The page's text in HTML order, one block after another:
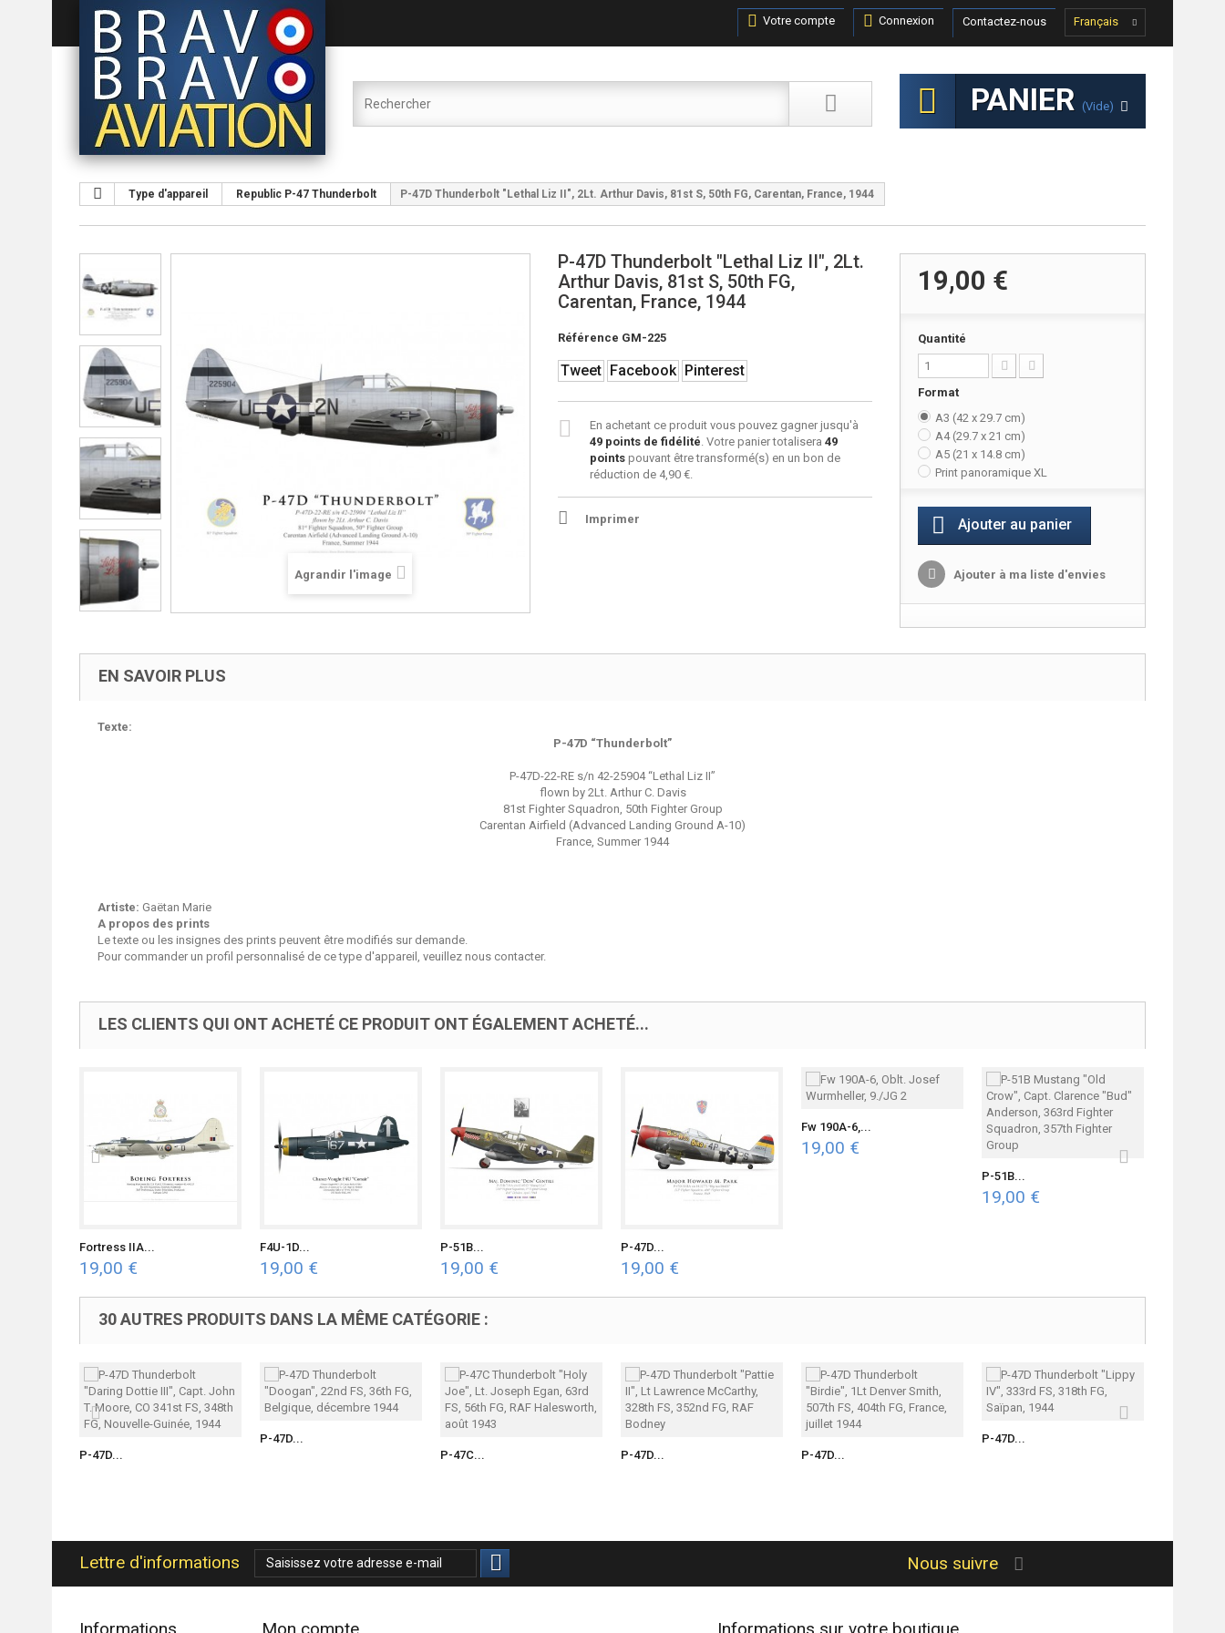
Français
Contactez-nous
Connexion
Votre compte
PANIER (vide)
Type d'appareil Republic P-47 Thunderbolt P-47D Thunderbolt "Lethal Liz II", 2Lt. Arthur Davis, 81st S, 50th FG, Carentan, France, 1944
Agrandir l'image
P-47D Thunderbolt "Lethal Liz II", 2Lt.
Arthur Davis, 81st S, 50th FG,
Carentan, France, 1944
Référence GM-225
Tweet Facebook Pinterest
En achetant ce produit vous pouvez gagner jusqu'à
49points de fidélité. Votre panier totalisera 49
pointspouvant être transformé(s) en un bon de
réduction de 4,90 €.
Imprimer
19,00 €
Quantité
Format
A3 (42 x 29.7 cm)
A4 (29.7 x 21 cm)
A5 (21 x 14.8 cm)
Print panoramique XL
Ajouter au panier
Ajouter à ma liste d'envies
EN SAVOIR PLUS
Texte:
P-47D “Thunderbolt”
P-47D-22-RE s/n 42-25904 “Lethal Liz II”
flown by 2Lt. Arthur C. Davis
81st Fighter Squadron, 50th Fighter Group
Carentan Airfield (Advanced Landing Ground A-10)
France, Summer 1944
Artiste: Gaëtan Marie
A propos des prints
Le texte ou les insignes des prints peuvent être modifiés sur demande.
Pour commander un profil personnalisé de ce type d'appareil, veuillez nous contacter.
LES CLIENTS QUI ONT ACHETÉ CE PRODUIT ONT ÉGALEMENT ACHETÉ...
Fortress IIA...
19,00 €
F4U-1D...
19,00 €
P-51B...
19,00 €
P-47D...
19,00 €
Fw 190A-6,...
19,00 €
P-51B...
19,00 €
30 AUTRES PRODUITS DANS LA MÊME CATÉGORIE :
P-47D...
P-47D...
P-47C...
P-47D... P-47D...
P-47D...
Lettre d'informations Nous suivre